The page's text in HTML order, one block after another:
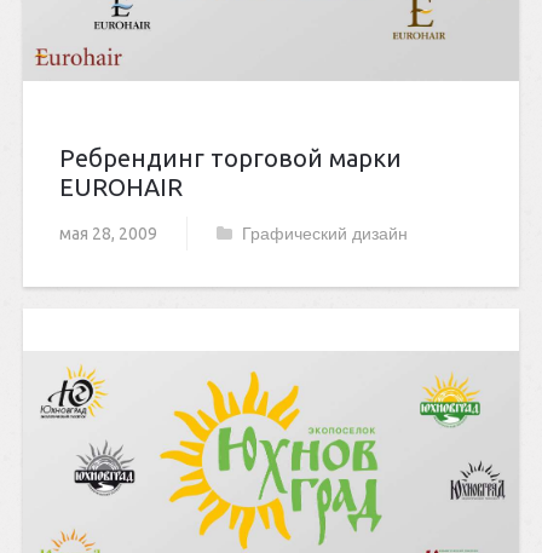
Ребрендинг торговой марки
EUROHAIR
мая 28, 2009 Графический дизайн